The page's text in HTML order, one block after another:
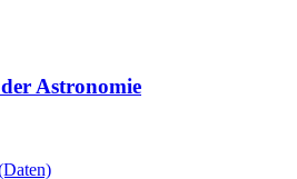
Astronomie